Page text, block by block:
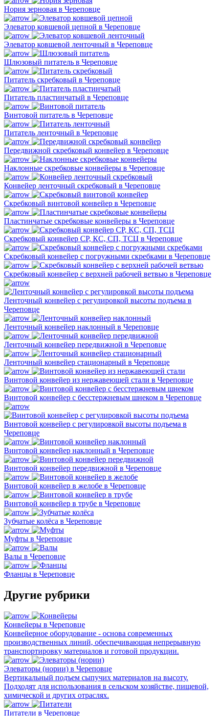
Нория зерновая в Череповце
Элеватор ковшевой цепной в Череповце
Элеватор ковшевой ленточный в Череповце
Шлюзовый питатель в Череповце
Питатель скребковый в Череповце
Питатель пластинчатый в Череповце
Винтовой питатель в Череповце
Питатель ленточный в Череповце
Передвижной скребковый конвейер в Череповце
Наклонные скребковые конвейеры в Череповце
Конвейер ленточный скребковый в Череповце
Скребковый винтовой конвейер в Череповце
Пластинчатые скребковые конвейеры в Череповце
Скребковый конвейер СР, КС, СП, ТСЦ в Череповце
Скребковый конвейер с погружными скребками в Череповце
Скребковый конвейер с верхней рабочей ветвью в Череповце
Ленточный конвейер с регулировкой высоты подъема в
Череповце
Ленточный конвейер наклонный в Череповце
Ленточный конвейер передвижной в Череповце
Ленточный конвейер стационарный в Череповце
Винтовой конвейер из нержавеющей стали в Череповце
Винтовой конвейер с бесстержневым шнеком в Череповце
Винтовой конвейер с регулировкой высоты подъема в
Череповце
Винтовой конвейер наклонный в Череповце
Винтовой конвейер передвижной в Череповце
Винтовой конвейер в желобе в Череповце
Винтовой конвейер в трубе в Череповце
Зубчатые колёса в Череповце
Муфты в Череповце
Валы в Череповце
Фланцы в Череповце
Другие рубрики
Конвейеры в Череповце
Конвейерное оборудование - основа современных
производственных линий, обеспечивающая непрерывную
транспортировку материалов и готовой продукции.
Элеваторы (нории) в Череповце
Вертикальный подъем сыпучих материалов на высоту.
Подходят для использования в сельском хозяйстве, пищевой,
химической и других отраслях.
Питатели в Череповце